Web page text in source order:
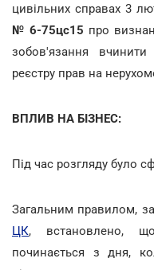
цивільних справах 3
№ 6-75цс15 про
зобов'язання
реєстру прав на
ВПЛИВ НА БІЗНЕС:
Під час розгляду було
Загальним правилом,
ЦК, встановлено,
починається з дня,